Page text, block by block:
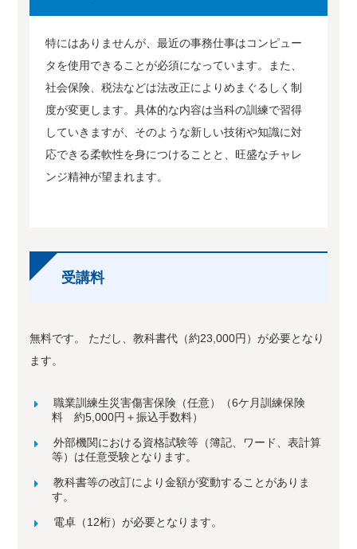
特にはありませんが、最近の事務仕事はコンピュー
タを使用できることが必須になっています。また、
社会保険、税法などは法改正によりめまぐるしく制
度が変更します。具体的な内容は当科の訓練で習得
していきますが、そのような新しい技術や知識に対
応できる柔軟性を身につけることと、旺盛なチャレ
ンジ精神が望まれます。
受講料
無料です。 ただし、教科書代（約23,000円）が必要となり
ます。
職業訓練生災害傷害保険（任意）（6ケ月訓練保険
料 約5,000円＋振込手数料）
外部機関における資格試験等（簿記、ワード、表計算
等）は任意受験となります。
教科書等の改訂により金額が変動することがありま
す。
電卓（12桁）が必要となります。